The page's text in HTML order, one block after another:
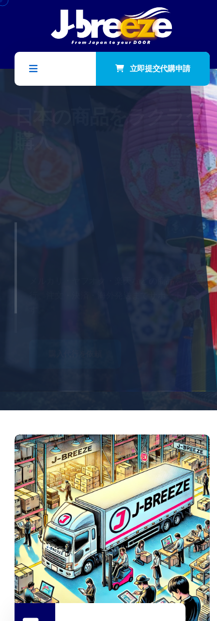
立即提交代購申請
日本の商品をラクラク
メルカリ・ヤフオク・楽天などの商品を購入代